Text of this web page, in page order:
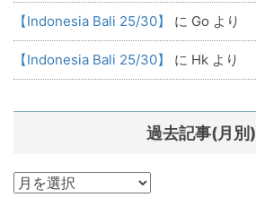
【Indonesia Bali 25/30】 に Go より
【Indonesia Bali 25/30】 に Hk より
過去記事(月別)
過